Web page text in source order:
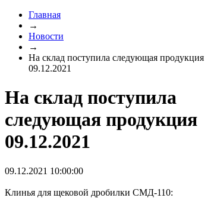
Главная
→
Новости
→
На склад поступила следующая продукция
09.12.2021
На склад поступила
следующая продукция
09.12.2021
09.12.2021 10:00:00
Клинья для щековой дробилки СМД-110: